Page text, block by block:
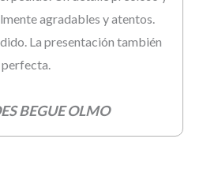
agradables y atentos.
La presentación también
perfecta.
BEGUE OLMO